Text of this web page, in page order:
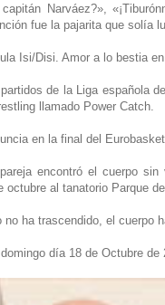
Narváez?»,
fue la pajarita que solía
Isi/Disi. Amor a lo bestia
de la Liga española
llamado Power Catch.
en la final del
encontró el cuerpo
octubre al tanatorio Parque
ha trascendido, el cuerpo
día 18 de Octubre